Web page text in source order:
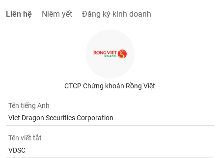
Liên hệ Niêm yết Đăng ký kinh doanh
CTCP Chứng khoán Rồng Việt
Tên tiếng Anh
Viet Dragon Securities Corporation
Tên viết tắt
VDSC